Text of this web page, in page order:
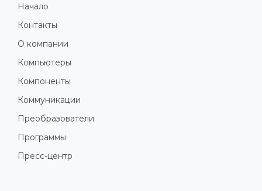
Начало
Контакты
О компании
Компьютеры
Компоненты
Коммуникации
Преобразователи
Программы
Пресс-центр